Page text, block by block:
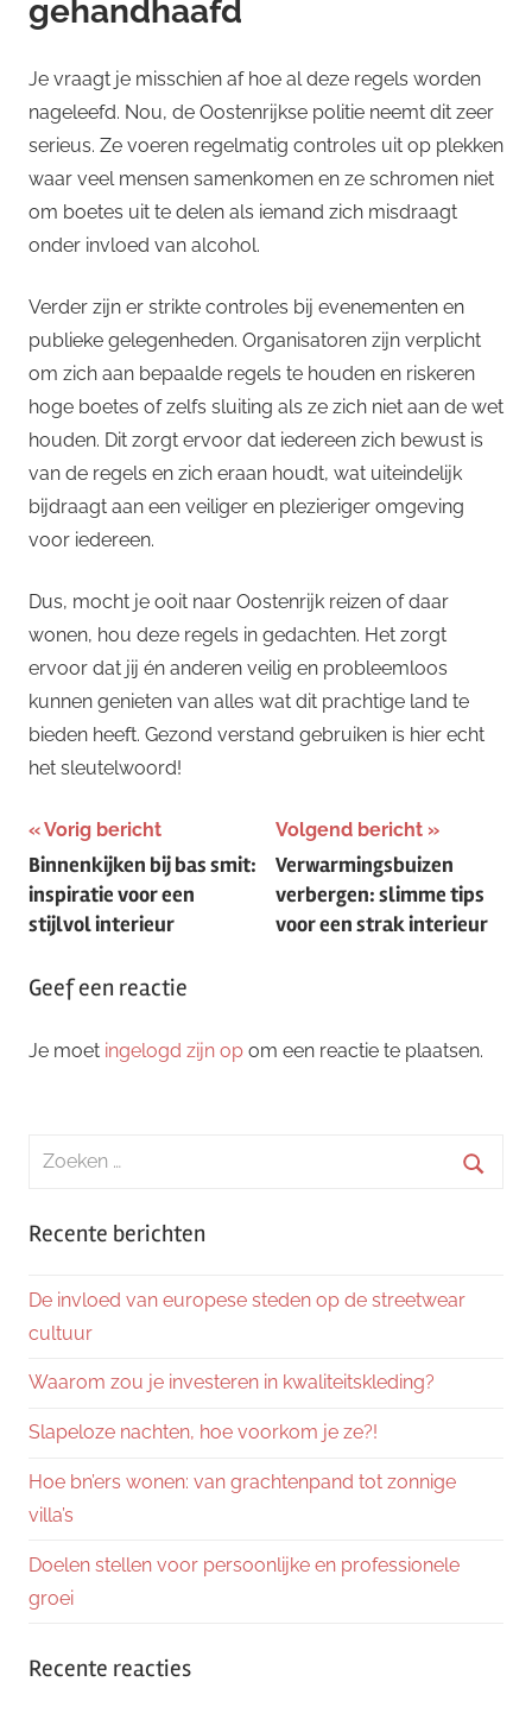
gehandhaafd
Je vraagt je misschien af hoe al deze regels worden
nageleefd. Nou, de Oostenrijkse politie neemt dit zeer
serieus. Ze voeren regelmatig controles uit op plekken
waar veel mensen samenkomen en ze schromen niet
om boetes uit te delen als iemand zich misdraagt
onder invloed van alcohol.
Verder zijn er strikte controles bij evenementen en
publieke gelegenheden. Organisatoren zijn verplicht
om zich aan bepaalde regels te houden en riskeren
hoge boetes of zelfs sluiting als ze zich niet aan de wet
houden. Dit zorgt ervoor dat iedereen zich bewust is
van de regels en zich eraan houdt, wat uiteindelijk
bijdraagt aan een veiliger en plezieriger omgeving
voor iedereen.
Dus, mocht je ooit naar Oostenrijk reizen of daar
wonen, hou deze regels in gedachten. Het zorgt
ervoor dat jij én anderen veilig en probleemloos
kunnen genieten van alles wat dit prachtige land te
bieden heeft. Gezond verstand gebruiken is hier echt
het sleutelwoord!
Bericht
navigatie
Vorig bericht
Binnenkijken bij bas smit:
inspiratie voor een
stijlvol interieur
Volgend bericht
Verwarmingsbuizen
verbergen: slimme tips
voor een strak interieur
Geef een reactie
Je moet ingelogd zijn op om een reactie te plaatsen.
Zoeken
Recente berichten
De invloed van europese steden op de streetwear
cultuur
Waarom zou je investeren in kwaliteitskleding?
Slapeloze nachten, hoe voorkom je ze?!
Hoe bn’ers wonen: van grachtenpand tot zonnige
villa’s
Doelen stellen voor persoonlijke en professionele
groei
Recente reacties